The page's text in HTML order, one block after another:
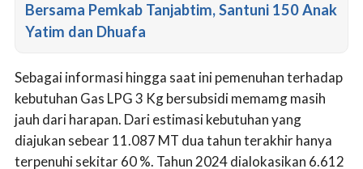
Bersama Pemkab Tanjabtim, Santuni 150 Anak
Yatim dan Dhuafa
Sebagai informasi hingga saat ini pemenuhan terhadap
kebutuhan Gas LPG 3 Kg bersubsidi memamg masih
jauh dari harapan. Dari estimasi kebutuhan yang
diajukan sebear 11.087 MT dua tahun terakhir hanya
terpenuhi sekitar 60 %. Tahun 2024 dialokasikan 6.612